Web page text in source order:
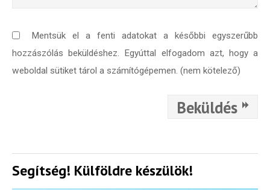
Mentsük el a fenti adatokat a későbbi egyszerűbb
hozzászólás beküldéshez. Egyúttal elfogadom azt, hogy a
weboldal sütiket tárol a számítógépemen. (nem kötelező)
Beküldés
Segítség! Külföldre készülök!